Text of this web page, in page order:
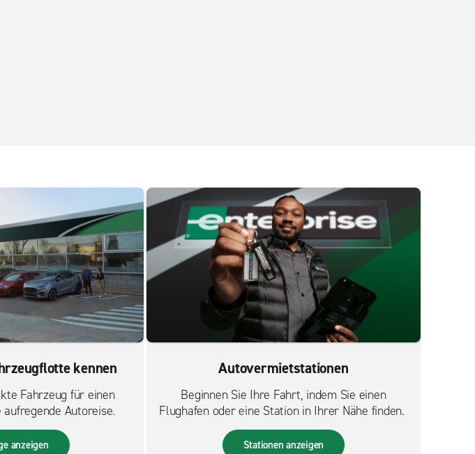
kennen
Fahrzeug für einen
Autoreise.
anzeigen
Autovermietstationen
Beginnen Sie Ihre Fahrt, indem Sie einen
Flughafen oder eine Station in Ihrer Nähe finden.
Stationen anzeigen